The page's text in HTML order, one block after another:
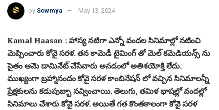
by Sowmya May 13, 2024
Kamal Haasan : హాస్య నటిగా ఎన్నో వందల సినిమాల్లో నటించి
మెప్పించారు కోవై సరళ. తన కామెడీ టైమింగ్ తో మెల్ కమెడియన్స్ ను
సైతం ఆమె డామినేట్ చేసేవారు అనడంలో అతిశయోక్తి లేదు.
ముఖ్యంగా బ్రహ్మానందం కోవై సరళ కాంబినేషన్ లో వచ్చిన సినిమాలన్నీ
ప్రేక్షకులను కడుపుబ్బా నవ్వించాయి. తెలుగు, తమిళ భాషల్లో వందల్లో
సినిమాలు చేశారు కోవై సరళ. అయితే గత కొంతకాలంగా కోవై సరళ